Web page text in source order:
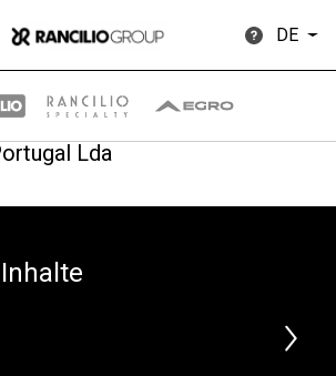
DE
Lda
Nachrichten Herunterladen